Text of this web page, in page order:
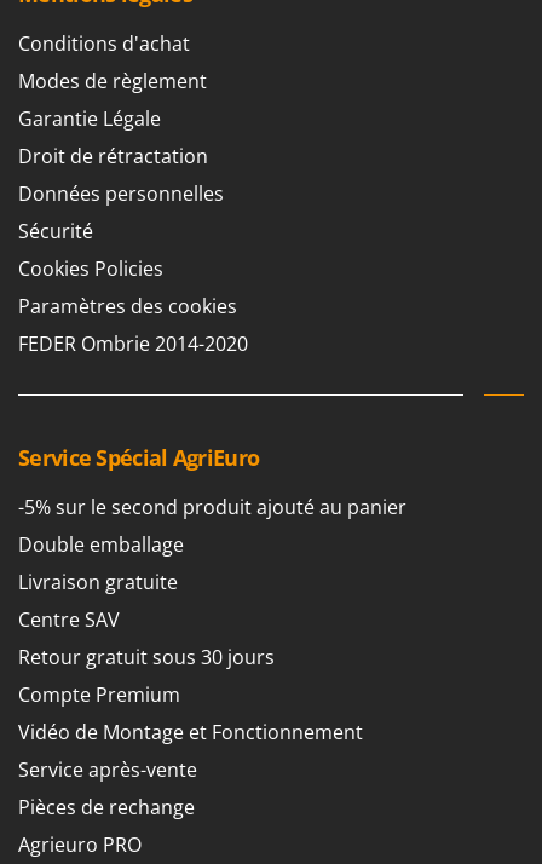
Worx
Y Yard Force
Z
Zanon
Zephir
ZGrills
Zodiac
Zomax
Conditions d'achat
Modes de règlement
Garantie Légale
Droit de rétractation
Données personnelles
Sécurité
Cookies Policies
Paramètres des cookies
FEDER Ombrie 2014-2020
Service Spécial AgriEuro
-5% sur le second produit ajouté au panier
Double emballage
Livraison gratuite
Centre SAV
Retour gratuit sous 30 jours
Compte Premium
Vidéo de Montage et Fonctionnement
Service après-vente
Pièces de rechange
Agrieuro PRO